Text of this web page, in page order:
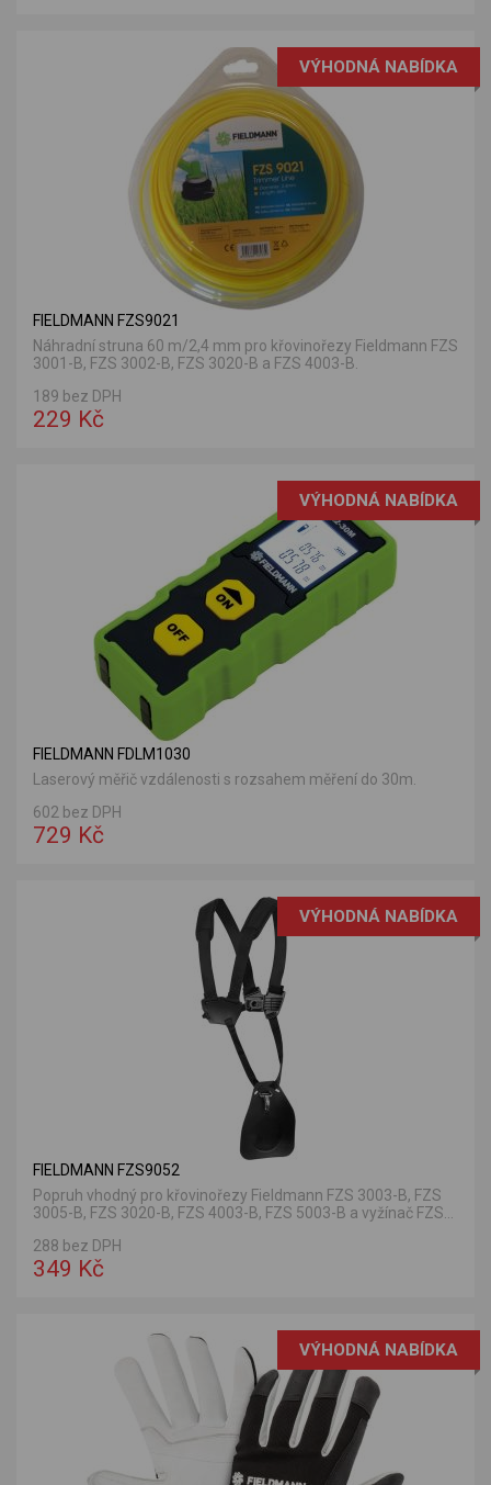
VÝHODNÁ NABÍDKA
FIELDMANN FZS9021
Náhradní struna 60 m/2,4 mm pro křovinořezy Fieldmann FZS
3001-B, FZS 3002-B, FZS 3020-B a FZS 4003-B.
189 bez DPH
229 Kč
VÝHODNÁ NABÍDKA
FIELDMANN FDLM1030
Laserový měřič vzdálenosti s rozsahem měření do 30m.
602 bez DPH
729 Kč
VÝHODNÁ NABÍDKA
FIELDMANN FZS9052
Popruh vhodný pro křovinořezy Fieldmann FZS 3003-B, FZS
3005-B, FZS 3020-B, FZS 4003-B, FZS 5003-B a vyžínač FZS...
288 bez DPH
349 Kč
VÝHODNÁ NABÍDKA